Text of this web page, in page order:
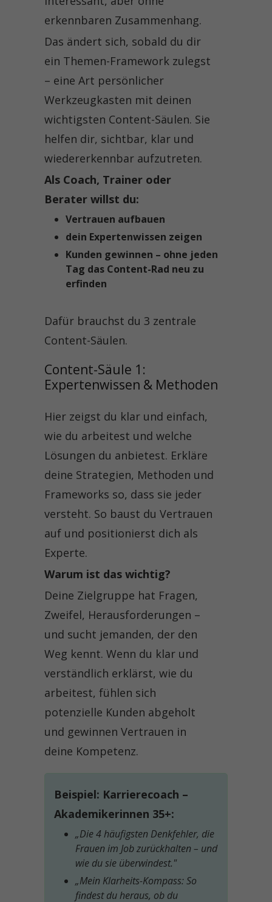
erkennbaren Zusammenhang.
Das ändert sich, sobald du dir
ein Themen-Framework zulegst
– eine Art persönlicher
Werkzeugkasten mit deinen
wichtigsten Content-Säulen. Sie
helfen dir, sichtbar, klar und
wiedererkennbar aufzutreten.
Als Coach, Trainer oder
Berater willst du:
Vertrauen aufbauen
dein Expertenwissen zeigen
Kunden gewinnen – ohne jeden
Tag das Content-Rad neu zu
erfinden
Dafür brauchst du 3 zentrale
Content-Säulen.
Content-Säule 1:
Expertenwissen & Methoden
Hier zeigst du klar und einfach,
wie du arbeitest und welche
Lösungen du anbietest. Erkläre
deine Strategien, Methoden und
Frameworks so, dass sie jeder
versteht. So baust du Vertrauen
auf und positionierst dich als
Experte.
Warum ist das wichtig?
Deine Zielgruppe hat Fragen,
Zweifel, Herausforderungen –
und sucht jemanden, der den
Weg kennt. Wenn du klar und
verständlich erklärst, wie du
arbeitest, fühlen sich
potenzielle Kunden abgeholt
und gewinnen Vertrauen in
deine Kompetenz.
Beispiel: Karrierecoach –
Akademikerinnen 35+:
„Die 4 häufigsten Denkfehler, die
Frauen im Job zurückhalten – und
wie du sie überwindest."
„Mein Klarheits-Kompass: So
findest du heraus, ob du